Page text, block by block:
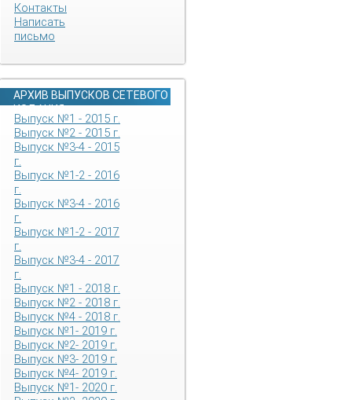
Контакты
Написать
письмо
АРХИВ ВЫПУСКОВ СЕТЕВОГО
ИЗДАНИЯ
Выпуск №1 - 2015 г.
Выпуск №2 - 2015 г.
Выпуск №3-4 - 2015
г.
Выпуск №1-2 - 2016
г.
Выпуск №3-4 - 2016
г.
Выпуск №1-2 - 2017
г.
Выпуск №3-4 - 2017
г.
Выпуск №1 - 2018 г.
Выпуск №2 - 2018 г.
Выпуск №4 - 2018 г.
Выпуск №1- 2019 г.
Выпуск №2- 2019 г.
Выпуск №3- 2019 г.
Выпуск №4- 2019 г.
Выпуск №1- 2020 г.